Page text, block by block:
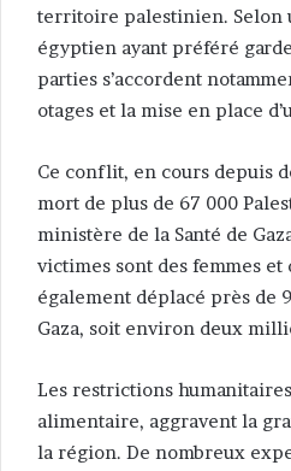
territoire palestinien. Selon
égyptien ayant préféré
parties s’accordent
otages et la mise en place
Ce conflit, en cours depuis
mort de plus de 67 000
ministère de la Santé de
victimes sont des femmes et
également déplacé près de
Gaza, soit environ deux
Les restrictions
alimentaire, aggravent la
la région. De nombreux